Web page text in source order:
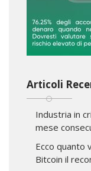
Articoli
Industria in
mese
Ecco quanto
Bitcoin il